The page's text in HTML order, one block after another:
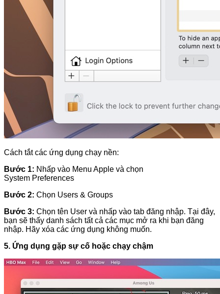
Cách tắt các ứng dụng chạy nền:
Bước 1: Nhấp vào Menu Apple và chọn
System Preferences
Bước 2: Chọn Users & Groups
Bước 3: Chọn tên User và nhấp vào tab đăng nhập. Tại đây,
bạn sẽ thấy danh sách tất cả các mục mở ra khi bạn đăng
nhập. Hãy xóa các ứng dụng không muốn.
5. Ứng dụng gặp sự cố hoặc chạy chậm